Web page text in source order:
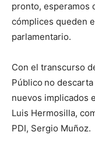
pronto, esperamos
cómplices queden
parlamentario.
Con el transcurso
Público no
nuevos implicados
Luis Hermosilla,
PDI, Sergio Muñoz.